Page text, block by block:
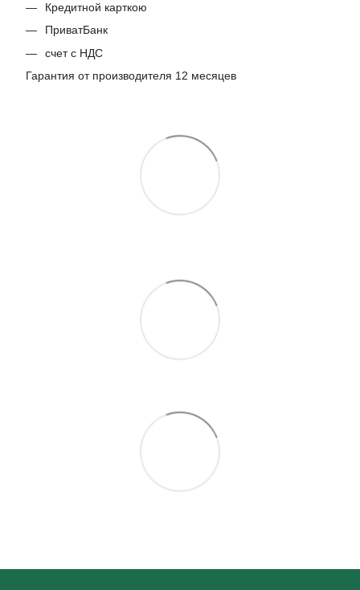
Кредитной карткою
ПриватБанк
счет с НДС
Гарантия от производителя 12 месяцев